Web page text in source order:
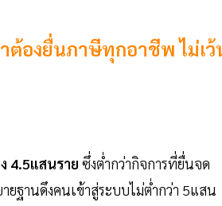
าต้องยื่นภาษีทุกอาชีพ ไม่เ
4.5แสนราย ซึ่งต่ำกว่ากิจการที่ยื่นจด
ฐานดึงคนเข้าสู่ระบบไม่ต่ำกว่า 5แสน